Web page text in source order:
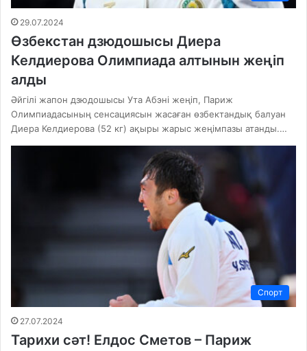
29.07.2024
Өзбекстан дзюдошысы Диера
Келдиерова Олимпиада алтынын жеңіп
алды
Әйгілі жапон дзюдошысы Ута Абэні жеңіп, Париж
Олимпиадасының сенсациясын жасаған өзбектандық балуан
Диера Келдиерова (52 кг) ақыры жарыс жеңімпазы атанды.…
Спорт
27.07.2024
Тарихи сәт! Елдос Сметов – Париж